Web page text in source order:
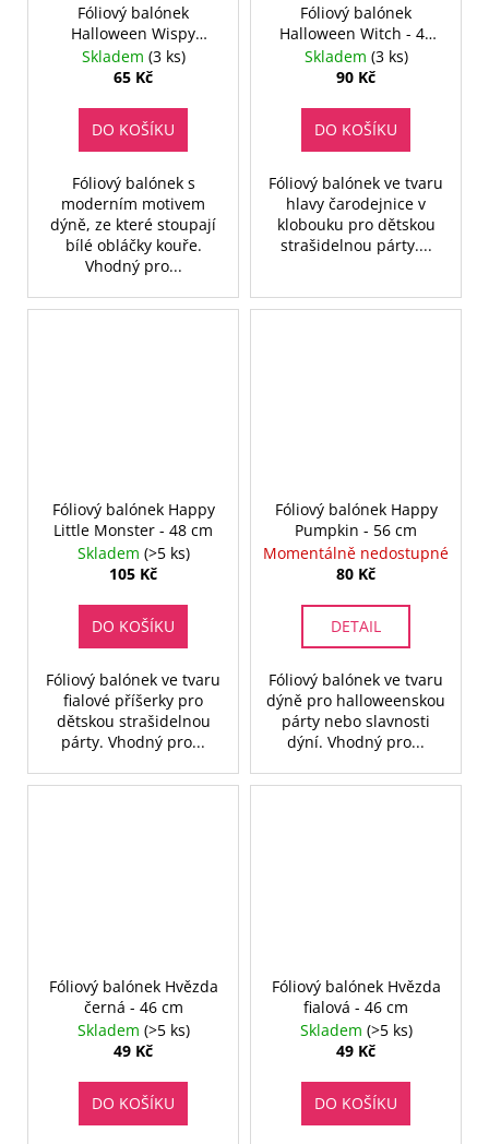
Fóliový balónek
Halloween Wispy
Smoke - 46 cm
Skladem (3 ks)
65 Kč
DO KOŠÍKU
Fóliový balónek s
moderním motivem
dýně, ze které stoupají
bílé obláčky kouře.
Vhodný pro...
Fóliový balónek
Halloween Witch - 48
cm
Skladem (3 ks)
90 Kč
DO KOŠÍKU
Fóliový balónek ve tvaru
hlavy čarodejnice v
klobouku pro dětskou
strašidelnou párty....
Fóliový balónek Happy
Little Monster - 48 cm
Skladem (>5 ks)
105 Kč
DO KOŠÍKU
Fóliový balónek ve tvaru
fialové příšerky pro
dětskou strašidelnou
párty. Vhodný pro...
Fóliový balónek Happy
Pumpkin - 56 cm
Momentálně nedostupné
80 Kč
DETAIL
Fóliový balónek ve tvaru
dýně pro halloweenskou
párty nebo slavnosti
dýní. Vhodný pro...
Fóliový balónek Hvězda
černá - 46 cm
Skladem (>5 ks)
49 Kč
DO KOŠÍKU
Fóliový balónek Hvězda
fialová - 46 cm
Skladem (>5 ks)
49 Kč
DO KOŠÍKU